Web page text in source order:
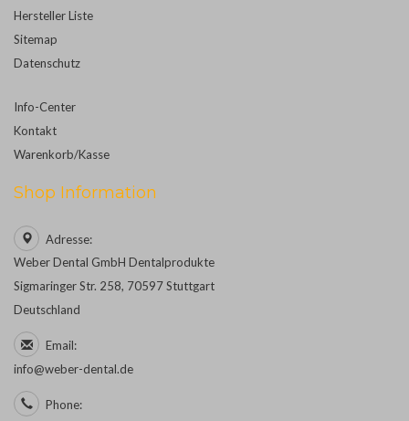
Hersteller Liste
Sitemap
Datenschutz
Info-Center
Kontakt
Warenkorb/Kasse
Shop Information
Adresse:
Weber Dental GmbH Dentalprodukte
Sigmaringer Str. 258, 70597 Stuttgart
Deutschland
Email:
info@weber-dental.de
Phone: